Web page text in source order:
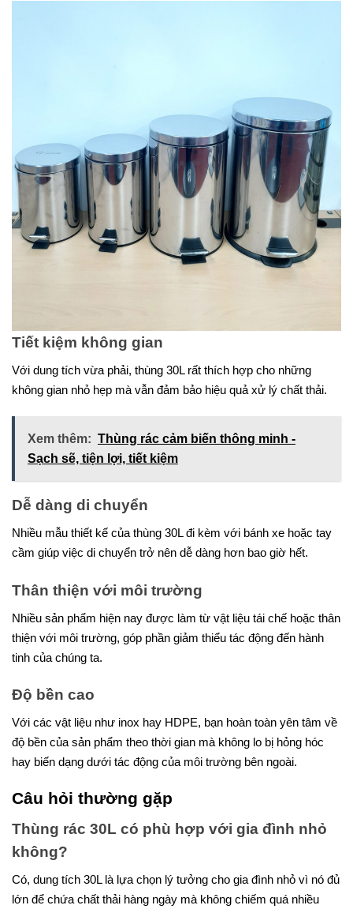
Tiết kiệm không gian
Với dung tích vừa phải, thùng 30L rất thích hợp cho những
không gian nhỏ hẹp mà vẫn đảm bảo hiệu quả xử lý chất thải.
Xem thêm: Thùng rác cảm biến thông minh -
Sạch sẽ, tiện lợi, tiết kiệm
Dễ dàng di chuyển
Nhiều mẫu thiết kế của thùng 30L đi kèm với bánh xe hoặc tay
cầm giúp việc di chuyển trở nên dễ dàng hơn bao giờ hết.
Thân thiện với môi trường
Nhiều sản phẩm hiện nay được làm từ vật liệu tái chế hoặc thân
thiện với môi trường, góp phần giảm thiểu tác động đến hành
tinh của chúng ta.
Độ bền cao
Với các vật liệu như inox hay HDPE, bạn hoàn toàn yên tâm về
độ bền của sản phẩm theo thời gian mà không lo bị hỏng hóc
hay biến dạng dưới tác động của môi trường bên ngoài.
Câu hỏi thường gặp
Thùng rác 30L có phù hợp với gia đình nhỏ
không?
Có, dung tích 30L là lựa chọn lý tưởng cho gia đình nhỏ vì nó đủ
lớn để chứa chất thải hàng ngày mà không chiếm quá nhiều